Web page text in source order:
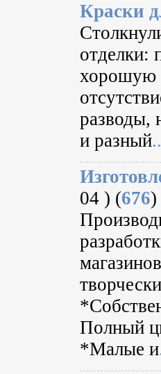
Краски
отделки:
хорошую
разводы,
и разный
04 ) (676)
Полный
*Малые и